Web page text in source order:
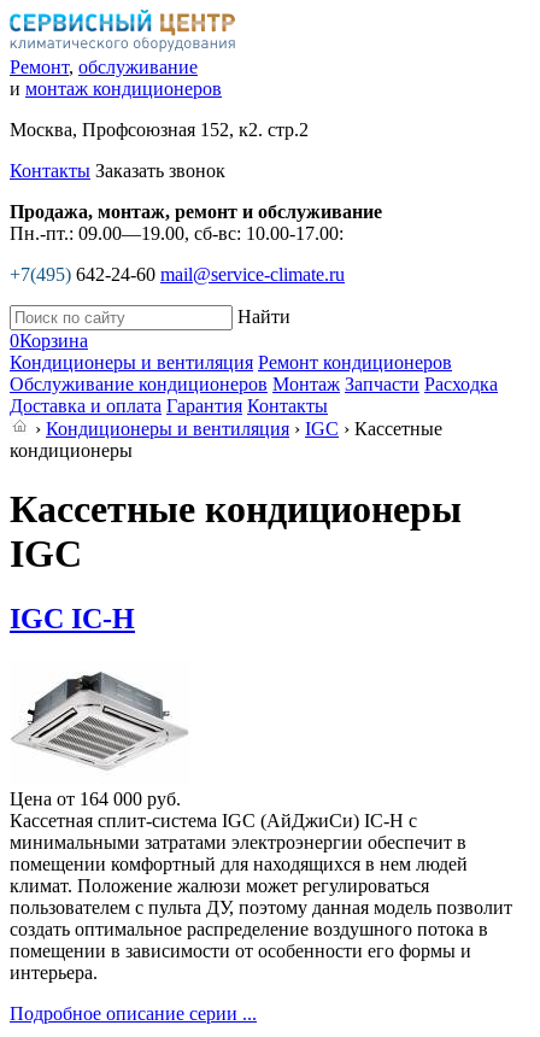
Ремонт, обслуживание
и монтаж кондиционеров
Москва, Профсоюзная 152, к2. стр.2
Контакты Заказать звонок
Продажа, монтаж, ремонт и обслуживание
Пн.-пт.: 09.00—19.00, сб-вс: 10.00-17.00:
+7(495) 642-24-60 mail@service-climate.ru
Найти
0Корзина
Кондиционеры и вентиляция Ремонт кондиционеров
Обслуживание кондиционеров Монтаж Запчасти Расходка
Доставка и оплата Гарантия Контакты
› Кондиционеры и вентиляция › IGC › Кассетные
кондиционеры
Кассетные кондиционеры
IGC
IGC IC-H
Цена от 164 000 руб.
Кассетная сплит-система IGC (АйДжиСи) IC-H с
минимальными затратами электроэнергии обеспечит в
помещении комфортный для находящихся в нем людей
климат. Положение жалюзи может регулироваться
пользователем с пульта ДУ, поэтому данная модель позволит
создать оптимальное распределение воздушного потока в
помещении в зависимости от особенности его формы и
интерьера.
Подробное описание серии ...